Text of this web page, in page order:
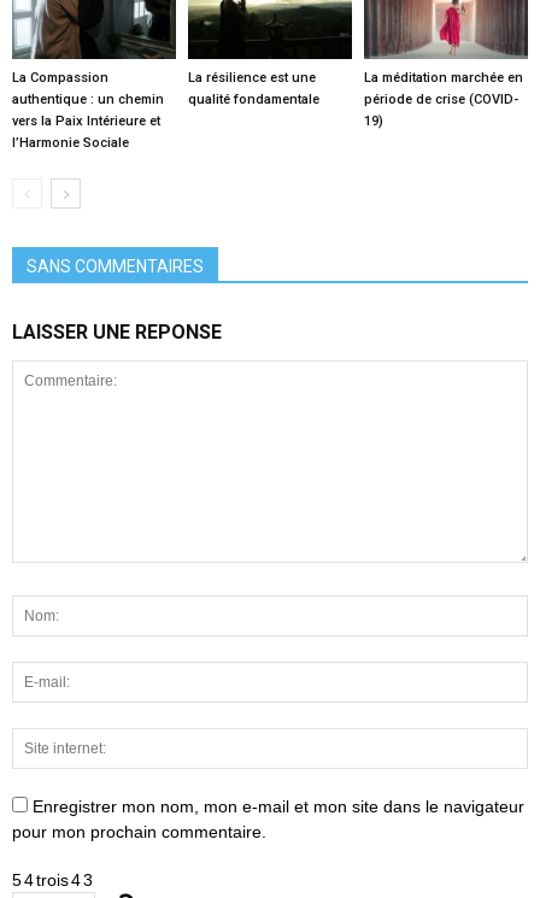
La Compassion
authentique : un chemin
vers la Paix Intérieure et
l’Harmonie Sociale
La résilience est une
qualité fondamentale
La méditation marchée en
période de crise (COVID-
19)
SANS COMMENTAIRES
LAISSER UNE REPONSE
Enregistrer mon nom, mon e-mail et mon site dans le navigateur
pour mon prochain commentaire.
54trois43